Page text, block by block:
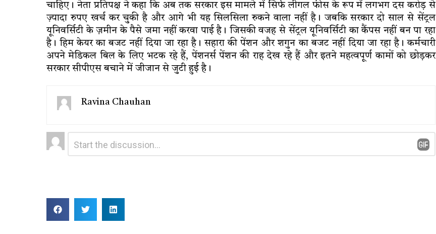
चाहिए। नेता प्रतिपक्ष ने कहा कि अब तक सरकार इस मामले में सिर्फ लीगल फीस के रूप में लगभग दस करोड़ से
ज़्यादा रुपए खर्च कर चुकी है और आगे भी यह सिलसिला रुकने वाला नहीं है। जबकि सरकार दो साल से सेंट्रल
यूनिवर्सिटी के ज़मीन के पैसे जमा नहीं करवा पाई है। जिसकी वजह से सेंट्रल यूनिवर्सिटी का कैंपस नहीं बन पा रहा
है। हिम केयर का बजट नहीं दिया जा रहा है। सहारा की पेंशन और शगुन का बजट नहीं दिया जा रहा है। कर्मचारी
अपने मेडिकल बिल के लिए भटक रहे हैं, पेंशनर्स पेंशन की राह देख रहे हैं और इतने महत्वपूर्ण कामों को छोड़कर
सरकार सीपीएस बचाने में जीजान से जुटी हुई है।
Ravina Chauhan
Leave
a